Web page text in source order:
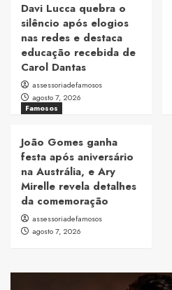
Davi Lucca quebra o
silêncio após elogios
nas redes e destaca
educação recebida de
Carol Dantas
assessoriadefamosos
agosto 7, 2026
Famosos
João Gomes ganha
festa após aniversário
na Austrália, e Ary
Mirelle revela detalhes
da comemoração
assessoriadefamosos
agosto 7, 2026